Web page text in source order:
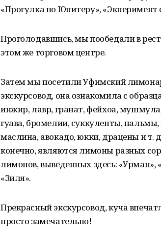
«Прогулка по Юпитеру», «Экперимент
Проголодавшись, мы пообедали в
этом же торговом центре.
Затем мы посетили Уфимский
экскурсовод, она ознакомила с
инжир, лавр, гранат, фейхоа,
гуава, бромелии, суккуленты,
маслина, авокадо, юкки, драцены и
конечно, являются лимоны разных
лимонов, выведенных здесь: «Урман»,
«Зиля».
Прекрасный экскурсовод, куча
просто замечательно!